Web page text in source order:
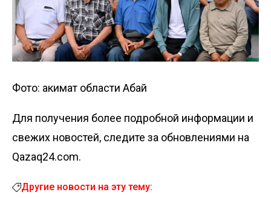
Фото: акимат области Абай
Для получения более подробной информации и
свежих новостей, следите за обновлениями на
Qazaq24.com.
Другие новости на эту тему: